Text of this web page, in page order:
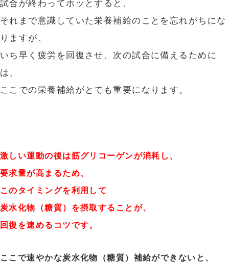
試合が終わってホッとすると、
それまで意識していた栄養補給のことを忘れがちにな
りますが、
いち早く疲労を回復させ、次の試合に備えるために
は、
ここでの栄養補給がとても重要になります。
激しい運動の後は筋グリコーゲンが消耗し、
要求量が高まるため、
このタイミングを利用して
炭水化物（糖質）を摂取することが、
回復を速めるコツです。
ここで速やかな炭水化物（糖質）補給ができないと、